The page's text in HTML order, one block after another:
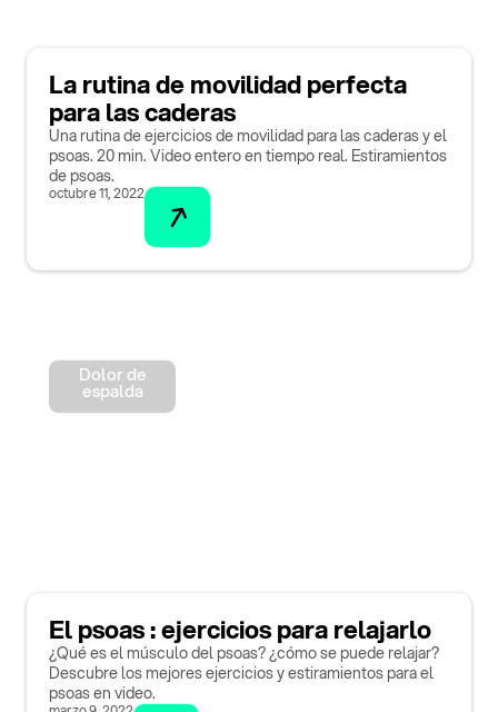
La rutina de movilidad perfecta
para las caderas
Una rutina de ejercicios de movilidad para las caderas y el
psoas. 20 min. Video entero en tiempo real. Estiramientos
de psoas.
octubre 11, 2022
Dolor de
espalda
El psoas : ejercicios para relajarlo
¿Qué es el músculo del psoas? ¿cómo se puede relajar?
Descubre los mejores ejercicios y estiramientos para el
psoas en video.